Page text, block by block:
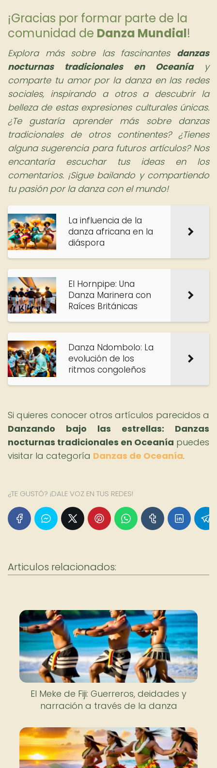
¡Gracias por formar parte de la
comunidad de Danza Mundial!
Explora más sobre las fascinantes danzas
nocturnas tradicionales en Oceaníay
comparte tu amor por la danza en las redes
sociales, inspirando a otros a descubrir la
belleza de estas expresiones culturales únicas.
¿Te gustaría aprender más sobre danzas
tradicionales de otros continentes? ¿Tienes
alguna sugerencia para futuros artículos? Nos
encantaría escuchar tus ideas en los
comentarios. ¡Sigue bailando y compartiendo
tu pasión por la danza con el mundo!
La influencia de la
danza africana en la
diáspora
El Hornpipe: Una
Danza Marinera con
Raíces Británicas
Danza Ndombolo: La
evolución de los
ritmos congoleños
Si quieres conocer otros artículos parecidos a
Danzando bajo las estrellas: Danzas
nocturnas tradicionales en Oceanía puedes
visitar la categoría Danzas de Oceanía.
¿TE GUSTÓ? ¡DALE VOZ EN TUS REDES!
Articulos relacionados:
El Meke de Fiji: Guerreros, deidades y
narración a través de la danza